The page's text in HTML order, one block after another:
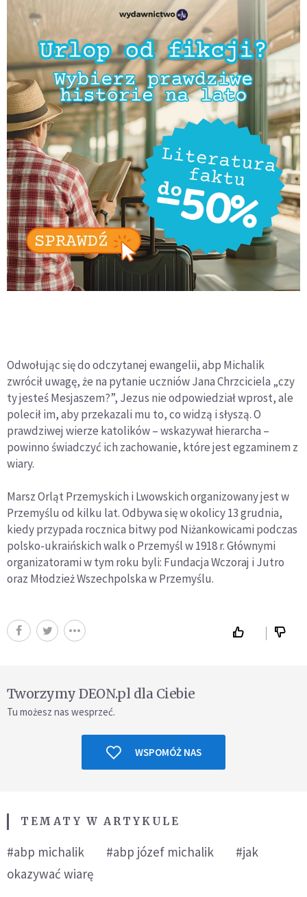
Odwołując się do odczytanej ewangelii, abp Michalik
zwrócił uwagę, że na pytanie uczniów Jana Chrzciciela „czy
ty jesteś Mesjaszem?”, Jezus nie odpowiedział wprost, ale
polecił im, aby przekazali mu to, co widzą i słyszą. O
prawdziwej wierze katolików – wskazywał hierarcha –
powinno świadczyć ich zachowanie, które jest egzaminem z
wiary.
Marsz Orląt Przemyskich i Lwowskich organizowany jest w
Przemyślu od kilku lat. Odbywa się w okolicy 13 grudnia,
kiedy przypada rocznica bitwy pod Niżankowicami podczas
polsko-ukraińskich walk o Przemyśl w 1918 r. Głównymi
organizatorami w tym roku byli: Fundacja Wczoraj i Jutro
oraz Młodzież Wszechpolska w Przemyślu.
Tworzymy DEON.pl dla Ciebie
Tu możesz nas wesprzeć.
WSPOMÓŻ NAS
TEMATY W ARTYKULE
#abp michalik #abp józef michalik
#jak
okazywać wiarę